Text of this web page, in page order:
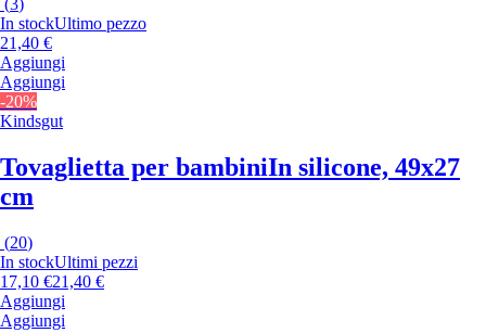
(3)
In stockUltimo pezzo
21,40 €
Aggiungi
Aggiungi
-20%
Kindsgut
Tovaglietta per bambiniIn silicone, 49x27
cm
(20)
In stockUltimi pezzi
17,10 €21,40 €
Aggiungi
Aggiungi